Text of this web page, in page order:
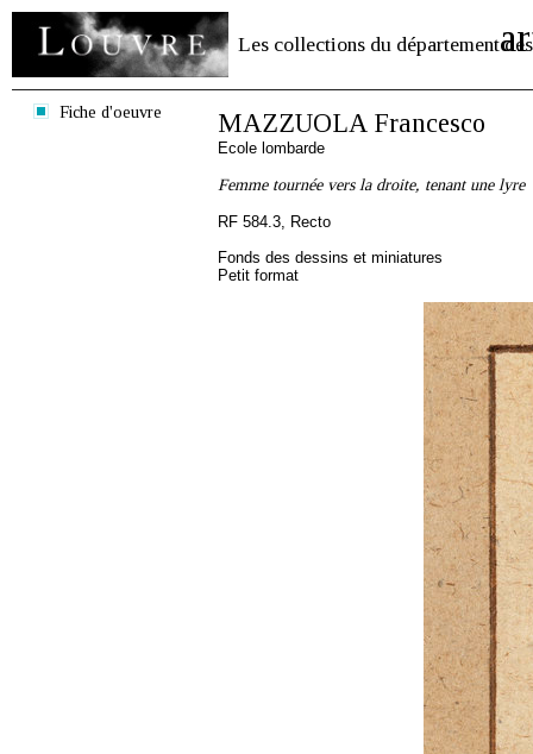
Les collections du département des
Fiche d'oeuvre MAZZUOLA Francesco
Ecole lombarde
Femme tournée vers la droite, tenant une lyre
RF 584.3, Recto
Fonds des dessins et miniatures
Petit format